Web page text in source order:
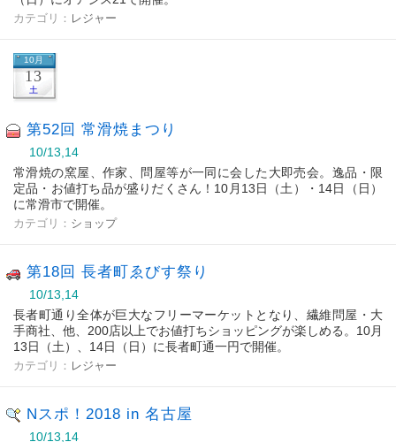
カテゴリ： レジャー
10月
13
土
第52回 常滑焼まつり
10/13,14
常滑焼の窯屋、作家、問屋等が一同に会した大即売会。逸品・限
定品・お値打ち品が盛りだくさん！10月13日（土）・14日（日）
に常滑市で開催。
カテゴリ： ショップ
第18回 長者町ゑびす祭り
10/13,14
長者町通り全体が巨大なフリーマーケットとなり、繊維問屋・大
手商社、他、200店以上でお値打ちショッピングが楽しめる。10月
13日（土）、14日（日）に長者町通一円で開催。
カテゴリ： レジャー
Nスポ！2018 in 名古屋
10/13,14